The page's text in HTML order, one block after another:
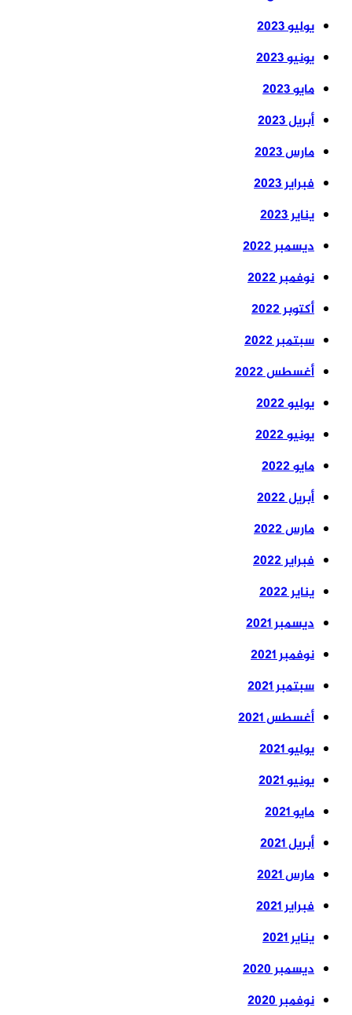
يوليو 2023
يونيو 2023
مايو 2023
أبريل 2023
مارس 2023
فبراير 2023
يناير 2023
ديسمبر 2022
نوفمبر 2022
أكتوبر 2022
سبتمبر 2022
أغسطس 2022
يوليو 2022
يونيو 2022
مايو 2022
أبريل 2022
مارس 2022
فبراير 2022
يناير 2022
ديسمبر 2021
نوفمبر 2021
سبتمبر 2021
أغسطس 2021
يوليو 2021
يونيو 2021
مايو 2021
أبريل 2021
مارس 2021
فبراير 2021
يناير 2021
ديسمبر 2020
نوفمبر 2020